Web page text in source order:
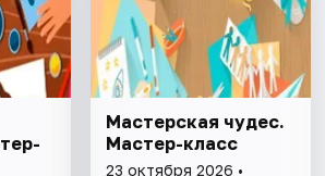
Мастерская чудес.
Мастер-класс
23 октября 2026 •